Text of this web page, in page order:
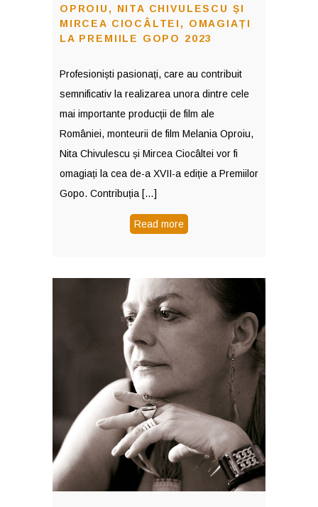
OPROIU, NITA CHIVULESCU ȘI
MIRCEA CIOCÂLTEI, OMAGIAȚI
LA PREMIILE GOPO 2023
Profesioniști pasionați, care au contribuit
semnificativ la realizarea unora dintre cele
mai importante producții de film ale
României, monteurii de film Melania Oproiu,
Nita Chivulescu și Mircea Ciocâltei vor fi
omagiați la cea de-a XVII-a ediție a Premiilor
Gopo. Contribuția […]
Read more